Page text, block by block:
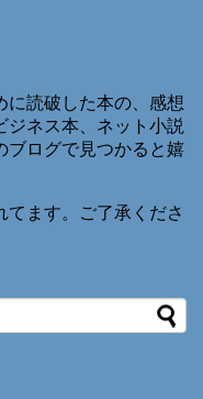
に読破した本の、感想
ジネス本、ネット小説
ブログで見つかると嬉
ます。ご了承くださ